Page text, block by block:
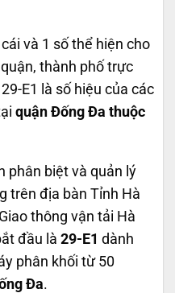
và 1 số thể hiện cho
thành phố trực
E1 là số hiệu của các
quận Đống Đa thuộc
phân biệt và quản lý
trên địa bàn Tỉnh Hà
thông vận tải Hà
đầu là 29-E1 dành
phân khối từ 50
Đa.